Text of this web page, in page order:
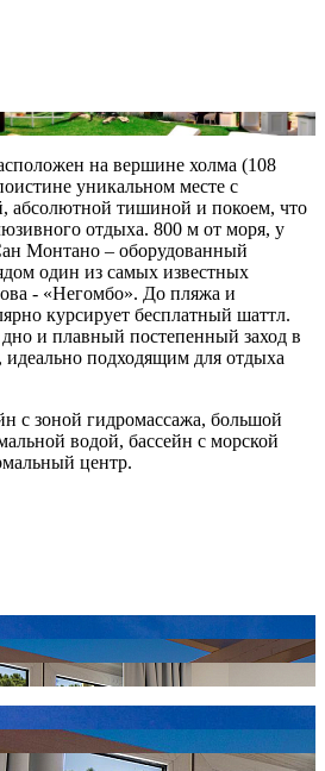
на вершине холма (108
уникальном месте с
абсолютной тишиной и покоем, что
отдыха. 800 м от моря, у
Монтано – оборудованный
один из самых известных
- «Негомбо». До пляжа и
курсирует бесплатный шаттл.
и плавный постепенный заход в
идеально подходящим для отдыха
с зоной гидромассажа, большой
водой, бассейн с морской
центр.